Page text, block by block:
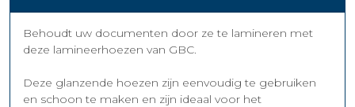
Behoudt uw documenten door ze te lamineren met
deze lamineerhoezen van GBC.
Deze glanzende hoezen zijn eenvoudig te gebruiken
en schoon te maken en zijn ideaal voor het